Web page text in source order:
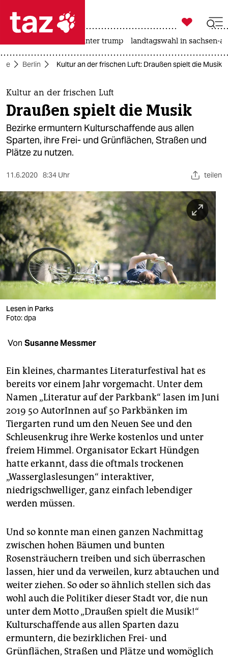
 taz zahl ich
taz zahl ich
themen
politik
öko
sport
berlin
nord
wahrheit
verlag
verlag
veranstaltungen
fragen & hilfe
unterstützen
abo
genossenschaft
epaper login

taz zahl ich
usa unter trump landtagswahl in sachsen-
Berlin Kultur an der frischen Luft: Draußen spielt die Musik
Kultur an der frischen Luft
Draußen spielt die Musik
Bezirke ermuntern Kulturschaffende aus allen
Sparten, ihre Frei- und Grünflächen, Straßen und
Plätze zu nutzen.
11.6.2020 8:34 Uhr teilen
Lesen in Parks
Foto: dpa
Von Susanne Messmer
Ein kleines, charmantes Literaturfestival hat es
bereits vor einem Jahr vorgemacht. Unter dem
Namen „Literatur auf der Parkbank“ lasen im Juni
2019 50 AutorInnen auf 50 Parkbänken im
Tiergarten rund um den Neuen See und den
Schleusenkrug ihre Werke kostenlos und unter
freiem Himmel. Organisator Eckart Hündgen
hatte erkannt, dass die oftmals trockenen
„Wasserglaslesungen“ interaktiver,
niedrigschwelliger, ganz einfach lebendiger
werden müssen.
Und so konnte man einen ganzen Nachmittag
zwischen hohen Bäumen und bunten
Rosensträuchern treiben und sich überraschen
lassen, hier und da verweilen, kurz abtauchen und
weiter ziehen. So oder so ähnlich stellen sich das
wohl auch die Politiker dieser Stadt vor, die nun
unter dem Motto „Draußen spielt die Musik!“
Kulturschaffende aus allen Sparten dazu
ermuntern, die bezirklichen Frei- und
Grünflächen, Straßen und Plätze und womöglich